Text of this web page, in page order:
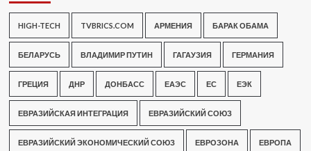
HIGH-TECH TVBRICS.COM АРМЕНИЯ БАРАК ОБАМА
БЕЛАРУСЬ ВЛАДИМИР ПУТИН ГАГАУЗИЯ ГЕРМАНИЯ
ГРЕЦИЯ ДНР ДОНБАСС ЕАЭС ЕС ЕЭК
ЕВРАЗИЙСКАЯ ИНТЕГРАЦИЯ ЕВРАЗИЙСКИЙ СОЮЗ
ЕВРАЗИЙСКИЙ ЭКОНОМИЧЕСКИЙ СОЮЗ ЕВРОЗОНА ЕВРОПА